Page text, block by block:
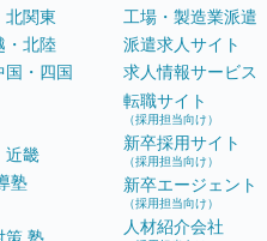
北関東
・北陸
国・四国
近畿
塾
工場・製造業派遣
派遣求人サイト
求人情報サービス
転職サイト
（採用担当向け）
新卒採用サイト
（採用担当向け）
新卒エージェント
（採用担当向け）
人材紹介会社